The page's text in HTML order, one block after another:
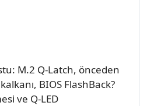
M.2 Q-Latch, önceden
BIOS FlashBack?
ve Q-LED